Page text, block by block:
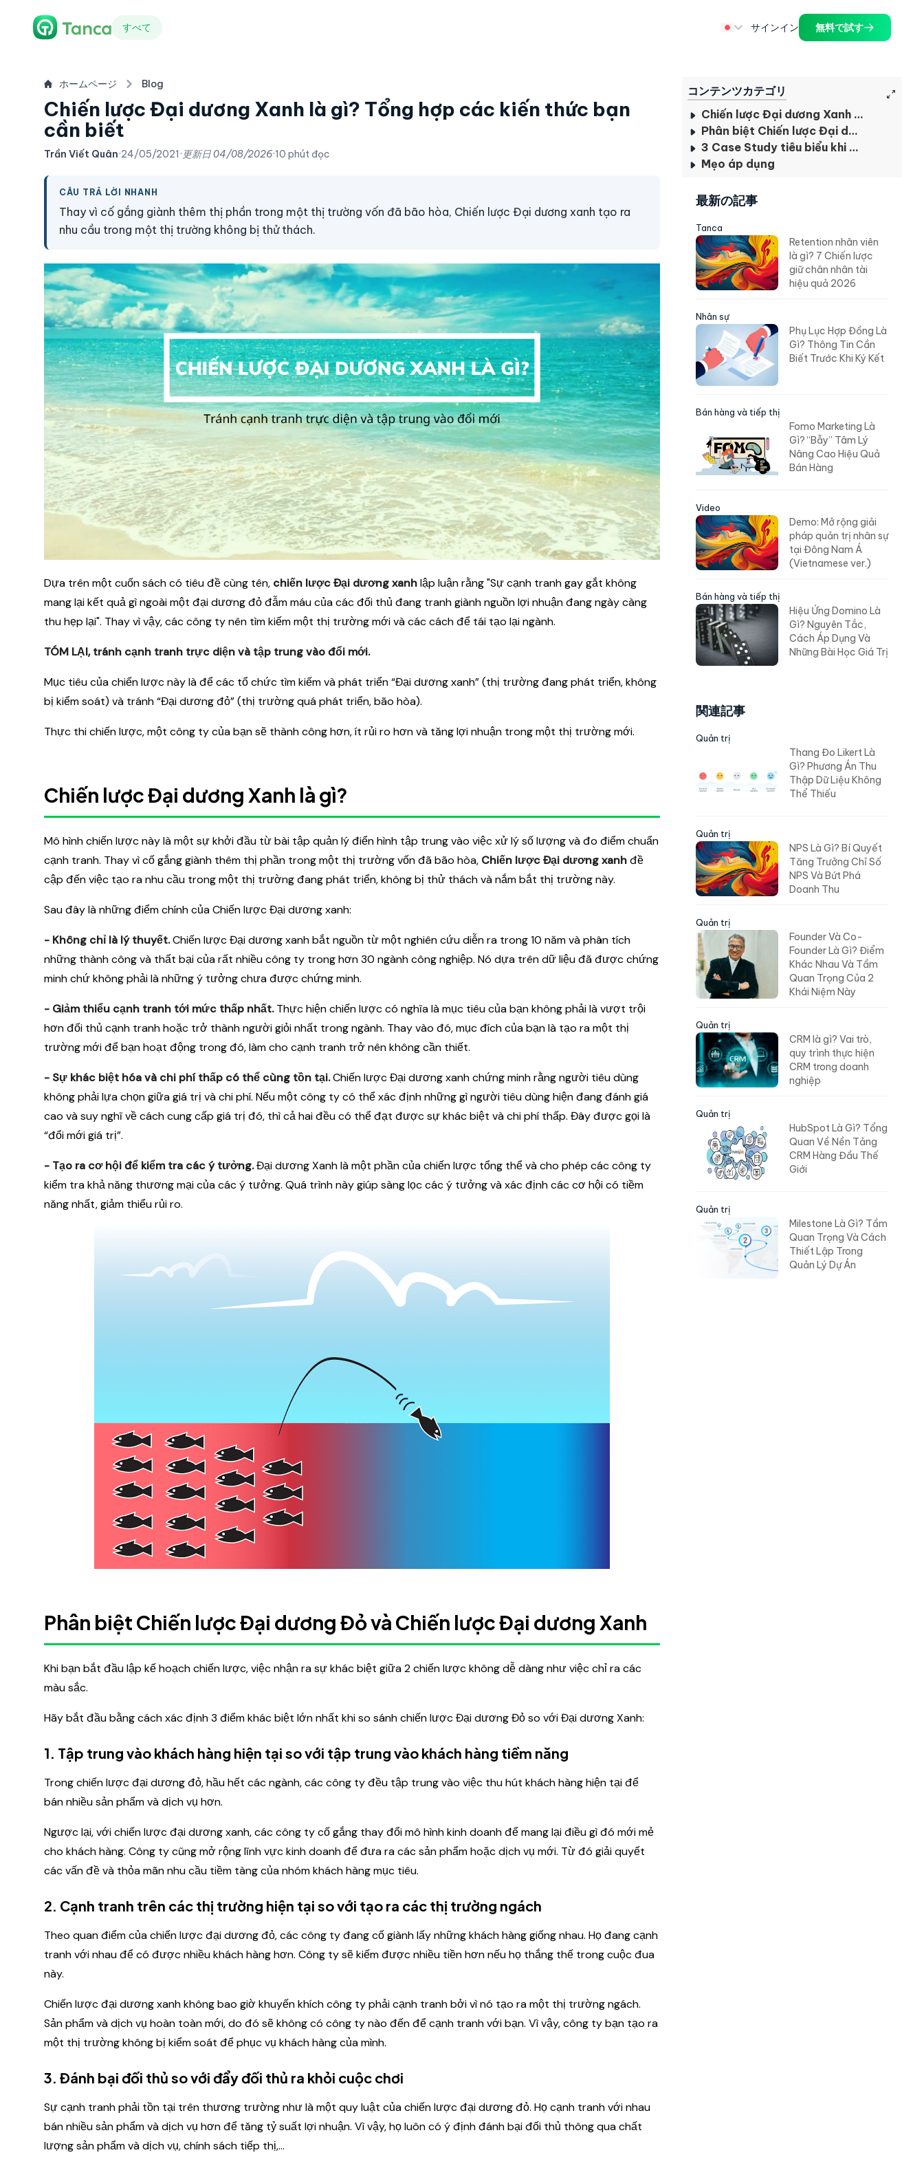
すべて サインイン 無料で試す
ホームページ Blog
Chiến lược Đại dương Xanh là gì? Tổng hợp các kiến thức bạn
cần biết
Trần Viết Quân·24/05/2021 · 更新日04/08/2026·10 phút đọc
CÂU TRẢ LỜI NHANH
Thay vì cố gắng giành thêm thị phần trong một thị trường vốn đã bão hòa, Chiến lược Đại dương xanh tạo ra
nhu cầu trong một thị trường không bị thử thách.
Dựa trên một cuốn sách có tiêu đề cùng tên, chiến lược Đại dương xanhlập luận rằng "Sự cạnh tranh gay gắt không
mang lại kết quả gì ngoài một đại dương đỏ đẫm máu của các đối thủ đang tranh giành nguồn lợi nhuận đang ngày càng
thu hẹp lại". Thay vì vậy, các công ty nên tìm kiếm một thị trường mới và các cách để tái tạo lại ngành.
TÓM LẠI, tránh cạnh tranh trực diện và tập trung vào đổi mới.
Mục tiêu của chiến lược này là để các tổ chức tìm kiếm và phát triển “Đại dương xanh” (thị trường đang phát triển, không
bị kiểm soát) và tránh “Đại dương đỏ” (thị trường quá phát triển, bão hòa).
Thực thi chiến lược, một công ty của bạn sẽ thành công hơn, ít rủi ro hơn và tăng lợi nhuận trong một thị trường mới.
Chiến lược Đại dương Xanh là gì?
Mô hình chiến lược này là một sự khởi đầu từ bài tập quản lý điển hình tập trung vào việc xử lý số lượng và đo điểm chuẩn
cạnh tranh. Thay vì cố gắng giành thêm thị phần trong một thị trường vốn đã bão hòa, Chiến lược Đại dương xanhđề
cập đến việc tạo ra nhu cầu trong một thị trường đang phát triển, không bị thử thách và nắm bắt thị trường này.
Sau đây là những điểm chính của Chiến lược Đại dương xanh:
- Không chỉ là lý thuyết.Chiến lược Đại dương xanh bắt nguồn từ một nghiên cứu diễn ra trong 10 năm và phân tích
những thành công và thất bại của rất nhiều công ty trong hơn 30 ngành công nghiệp. Nó dựa trên dữ liệu đã được chứng
minh chứ không phải là những ý tưởng chưa được chứng minh.
- Giảm thiểu cạnh tranh tới mức thấp nhất.Thực hiện chiến lược có nghĩa là mục tiêu của bạn không phải là vượt trội
hơn đối thủ cạnh tranh hoặc trở thành người giỏi nhất trong ngành. Thay vào đó, mục đích của bạn là tạo ra một thị
trường mới để bạn hoạt động trong đó, làm cho cạnh tranh trở nên không cần thiết.
- Sự khác biệt hóa và chi phí thấp có thể cùng tồn tại.Chiến lược Đại dương xanh chứng minh rằng người tiêu dùng
không phải lựa chọn giữa giá trị và chi phí. Nếu một công ty có thể xác định những gì người tiêu dùng hiện đang đánh giá
cao và suy nghĩ về cách cung cấp giá trị đó, thì cả hai đều có thể đạt được sự khác biệt và chi phí thấp. Đây được gọi là
“đổi mới giá trị”.
- Tạo ra cơ hội để kiểm tra các ý tưởng.Đại dương Xanh là một phần của chiến lược tổng thể và cho phép các công ty
kiểm tra khả năng thương mại của các ý tưởng. Quá trình này giúp sàng lọc các ý tưởng và xác định các cơ hội có tiềm
năng nhất, giảm thiểu rủi ro.
Phân biệt Chiến lược Đại dương Đỏ và Chiến lược Đại dương Xanh
Khi bạn bắt đầu lập kế hoạch chiến lược, việc nhận ra sự khác biệt giữa 2 chiến lược không dễ dàng như việc chỉ ra các
màu sắc.
Hãy bắt đầu bằng cách xác định 3 điểm khác biệt lớn nhất khi so sánh chiến lược Đại dương Đỏ so với Đại dương Xanh:
1. Tập trung vào khách hàng hiện tại so với tập trung vào khách hàng tiềm năng
Trong chiến lược đại dương đỏ, hầu hết các ngành, các công ty đều tập trung vào việc thu hút khách hàng hiện tại để
bán nhiều sản phẩm và dịch vụ hơn.
Ngược lại, với chiến lược đại dương xanh, các công ty cố gắng thay đổi mô hình kinh doanh để mang lại điều gì đó mới mẻ
cho khách hàng. Công ty cũng mở rộng lĩnh vực kinh doanh để đưa ra các sản phẩm hoặc dịch vụ mới. Từ đó giải quyết
các vấn đề và thỏa mãn nhu cầu tiềm tàng của nhóm khách hàng mục tiêu.
2. Cạnh tranh trên các thị trường hiện tại so với tạo ra các thị trường ngách
Theo quan điểm của chiến lược đại dương đỏ, các công ty đang cố giành lấy những khách hàng giống nhau. Họ đang cạnh
tranh với nhau để có được nhiều khách hàng hơn. Công ty sẽ kiếm được nhiều tiền hơn nếu họ thắng thế trong cuộc đua
này.
Chiến lược đại dương xanh không bao giờ khuyến khích công ty phải cạnh tranh bởi vì nó tạo ra một thị trường ngách.
Sản phẩm và dịch vụ hoàn toàn mới, do đó sẽ không có công ty nào đến để cạnh tranh với bạn. Vì vậy, công ty bạn tạo ra
một thị trường không bị kiểm soát để phục vụ khách hàng của mình.
3. Đánh bại đối thủ so với đẩy đối thủ ra khỏi cuộc chơi
Sự cạnh tranh phải tồn tại trên thương trường như là một quy luật của chiến lược đại dương đỏ. Họ cạnh tranh với nhau
bán nhiều sản phẩm và dịch vụ hơn để tăng tỷ suất lợi nhuận. Vì vậy, họ luôn có ý định đánh bại đối thủ thông qua chất
lượng sản phẩm và dịch vụ, chính sách tiếp thị,...
コンテンツカテゴリ
Chiến lược Đại dương Xanh là gì?
Phân biệt Chiến lược Đại dương Đỏ và Chiến lược Đại dương Xanh
3 Case Study tiêu biểu khi thực hiện thành công chiến lược
Mẹo áp dụng
最新の記事
Tanca
Retention nhân viên
là gì? 7 Chiến lược
giữ chân nhân tài
hiệu quả 2026
Nhân sự
Phụ Lục Hợp Đồng Là
Gì? Thông Tin Cần
Biết Trước Khi Ký Kết
Bán hàng và tiếp thị
Fomo Marketing Là
Gì? “Bẫy” Tâm Lý
Nâng Cao Hiệu Quả
Bán Hàng
Video
Demo: Mở rộng giải
pháp quản trị nhân sự
tại Đông Nam Á
(Vietnamese ver.)
Bán hàng và tiếp thị
Hiệu Ứng Domino Là
Gì? Nguyên Tắc,
Cách Áp Dụng Và
Những Bài Học Giá Trị
関連記事
Quản trị
Thang Đo Likert Là
Gì? Phương Án Thu
Thập Dữ Liệu Không
Thể Thiếu
Quản trị
NPS Là Gì? Bí Quyết
Tăng Trưởng Chỉ Số
NPS Và Bứt Phá
Doanh Thu
Quản trị
Founder Và Co-
Founder Là Gì? Điểm
Khác Nhau Và Tầm
Quan Trọng Của 2
Khái Niệm Này
Quản trị
CRM là gì? Vai trò,
quy trình thực hiện
CRM trong doanh
nghiệp
Quản trị
HubSpot Là Gì? Tổng
Quan Về Nền Tảng
CRM Hàng Đầu Thế
Giới
Quản trị
Milestone Là Gì? Tầm
Quan Trọng Và Cách
Thiết Lập Trong
Quản Lý Dự Án